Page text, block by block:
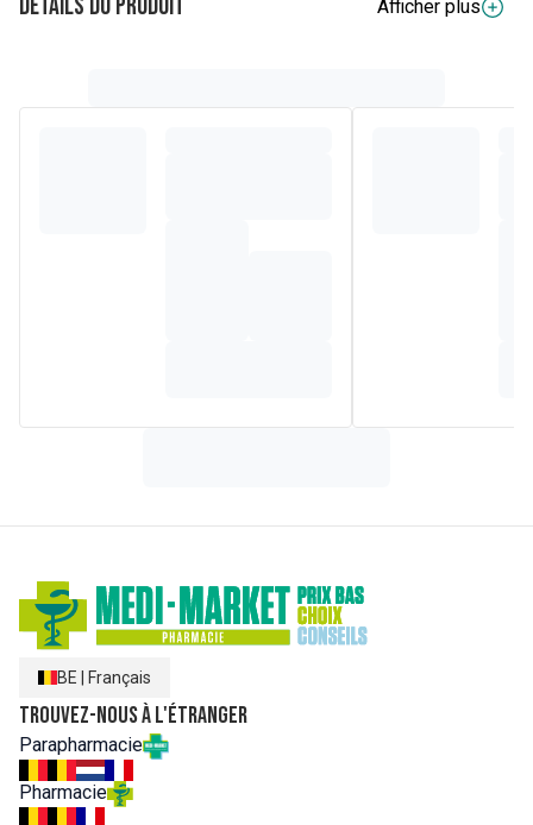
Détails du produit
Afficher plus
Composition
BE Français
Trouvez-nous à l'étranger
Parapharmacie
Pharmacie